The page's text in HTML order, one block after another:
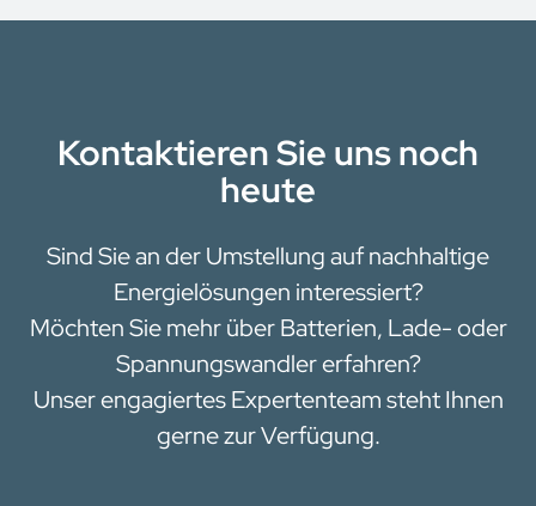
Kontaktieren Sie uns noch
heute
Sind Sie an der Umstellung auf nachhaltige
Energielösungen interessiert?
Möchten Sie mehr über Batterien, Lade- oder
Spannungswandler erfahren?
Unser engagiertes Expertenteam steht Ihnen
gerne zur Verfügung.